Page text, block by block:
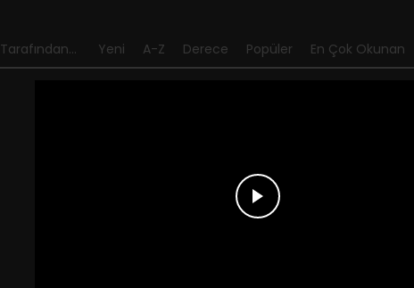
Tarafından... Yeni A-Z Derece Popüler En Çok Okunan